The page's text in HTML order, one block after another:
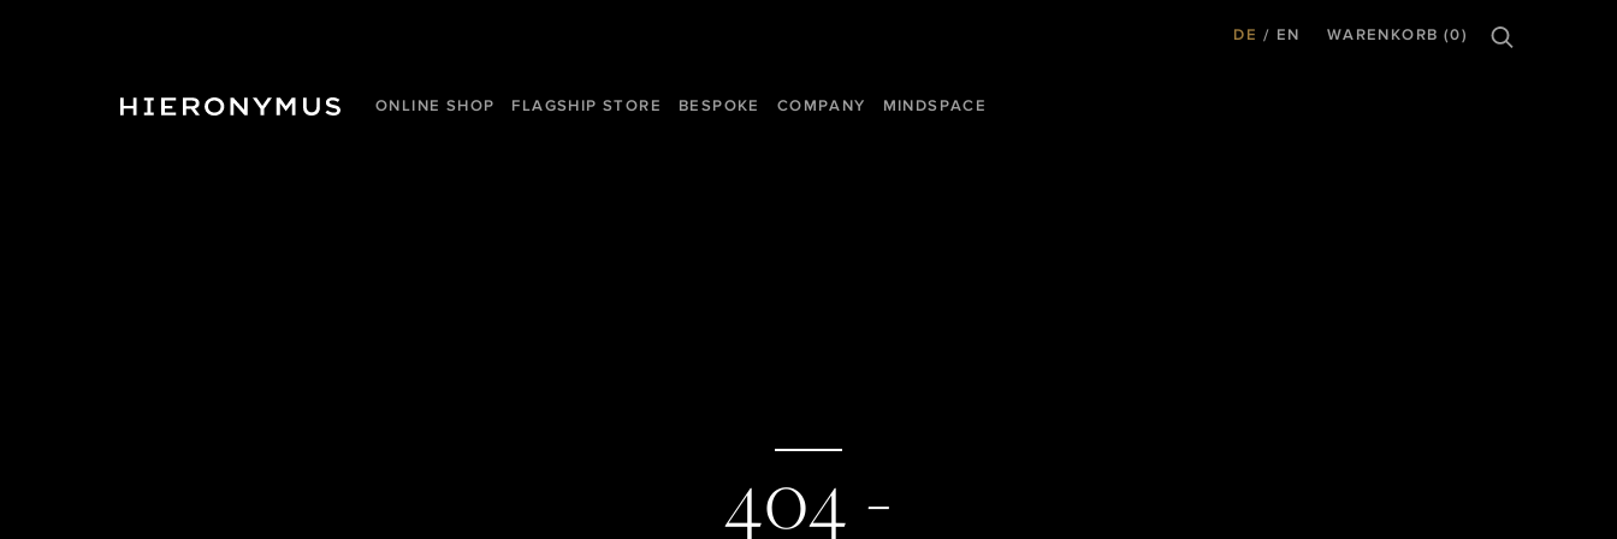
DE EN WARENKORB (0)
ONLINE SHOP FLAGSHIP STORE BESPOKE COMPANY MINDSPACE
404 -